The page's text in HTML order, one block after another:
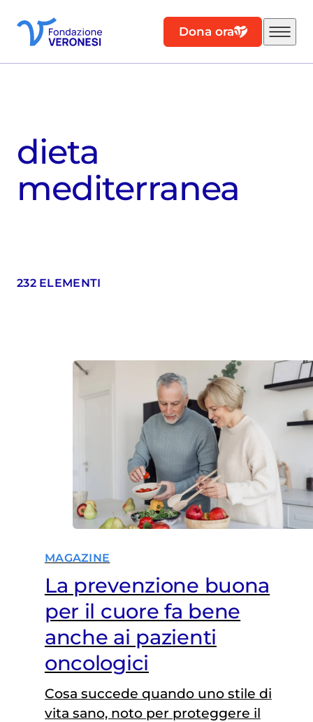
Dona ora
dieta
mediterranea
232 ELEMENTI
MAGAZINE
La prevenzione buona
per il cuore fa bene
anche ai pazienti
oncologici
Cosa succede quando uno stile di
vita sano, noto per proteggere il